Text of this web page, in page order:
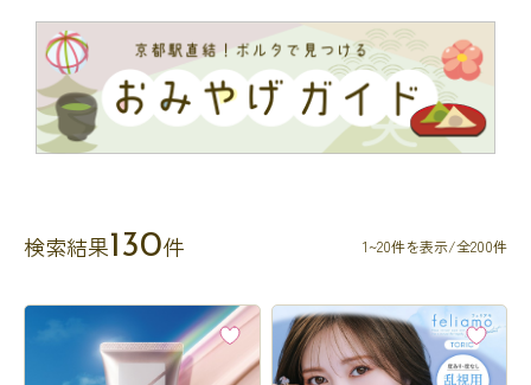
検索結果130件 1~20件を表示/全200件